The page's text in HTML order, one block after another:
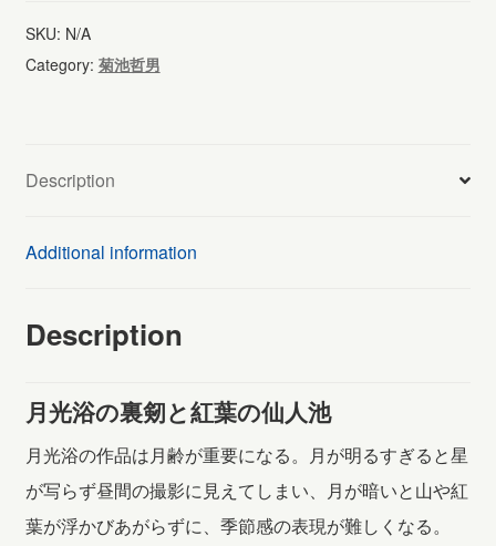
仙
人
quantity
SKU: N/A
Category: 菊池哲男
Description
Additional information
Description
月光浴の裏剱と紅葉の仙人池
月光浴の作品は月齢が重要になる。月が明るすぎると星
が写らず昼間の撮影に見えてしまい、月が暗いと山や紅
葉が浮かびあがらずに、季節感の表現が難しくなる。